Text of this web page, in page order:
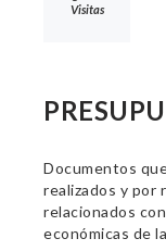
Visitas
Documentos
realizados y por
relacionados
económicas de